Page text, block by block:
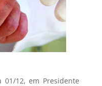
12, em Presidente